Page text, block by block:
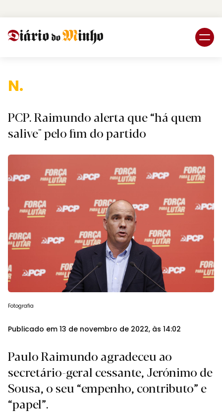
Nacio
PCP. Raimundo alerta que “há quem
salive" pelo fim do partido
Fotografia
Publicado em 13 de novembro de 2022, às 14:02
Paulo Raimundo agradeceu ao
secretário-geral cessante, Jerónimo de
Sousa, o seu “empenho, contributo” e
“papel”.